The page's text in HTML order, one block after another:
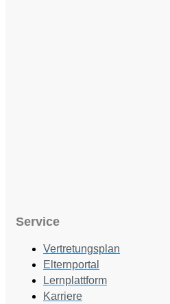
Service
Vertretungsplan
Elternportal
Lernplattform
Karriere